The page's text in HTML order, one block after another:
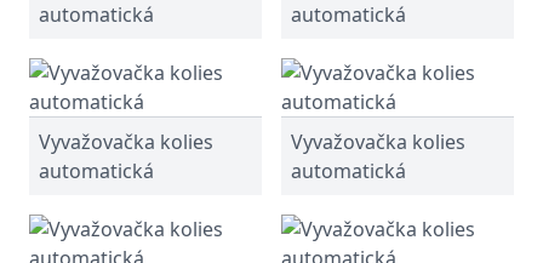
automatická
automatická
Vyvažovačka kolies
automatická
Vyvažovačka kolies
automatická